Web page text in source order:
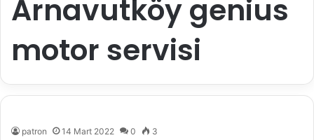
Arnavutköy genius
motor servisi
patron 14 Mart 2022 0 3